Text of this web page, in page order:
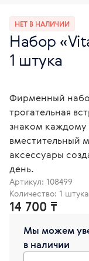
НЕТ В НАЛИЧИИ
Набор
1 штука
Фирменный
трогательная
знаком каждому
вместительный
аксессуары
день.
Артикул: 108499
Количество: 1 штука
14 700 ₸
Мы можем
в наличии